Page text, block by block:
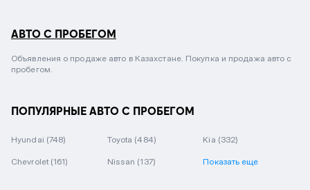
АВТО С ПРОБЕГОМ
Объявления о продаже авто в Казахстане. Покупка и продажа авто с
пробегом.
ПОПУЛЯРНЫЕ АВТО С ПРОБЕГОМ
Hyundai (748) Toyota (484) Kia (332)
Chevrolet (161) Nissan (137) Показать еще